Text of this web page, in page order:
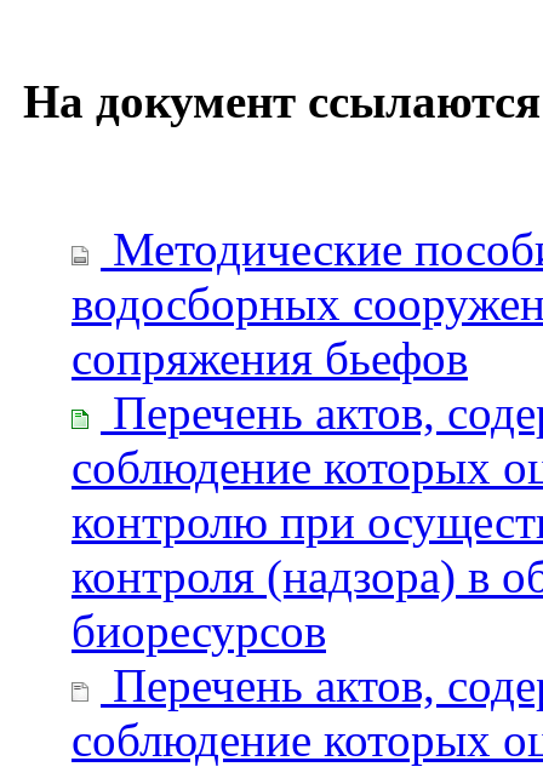
На документ
Методические
водосборных
сопряжения бьефов
Перечень актов,
соблюдение которых
контролю при
контроля (надзора) в
биоресурсов
Перечень актов,
соблюдение которых